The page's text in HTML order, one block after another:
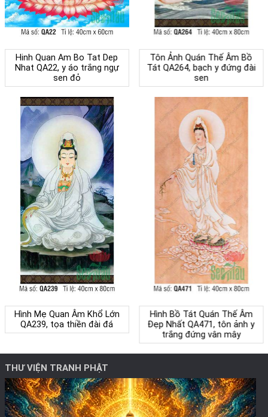
Hinh Quan Am Bo Tat Dep
Nhat QA22, y áo trắng ngự
sen đỏ
Tôn Ảnh Quán Thế Âm Bồ
Tát QA264, bạch y đứng đài
sen
Hình Mẹ Quan Âm Khổ Lớn
QA239, tọa thiền đài đá
Hình Bồ Tát Quán Thế Âm
Đẹp Nhất QA471, tôn ảnh y
trắng đứng vân mây
THƯ VIỆN TRANH PHẬT